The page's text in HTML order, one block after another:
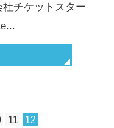
チケットスター
11 12